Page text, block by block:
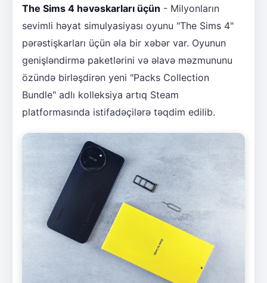
The Sims 4 həvəskarları üçün - Milyonların
sevimli həyat simulyasiyası oyunu "The Sims 4"
pərəstişkarları üçün əla bir xəbər var. Oyunun
genişləndirmə paketlərini və əlavə məzmununu
özündə birləşdirən yeni "Packs Collection
Bundle" adlı kolleksiya artıq Steam
platformasında istifadəçilərə təqdim edilib.